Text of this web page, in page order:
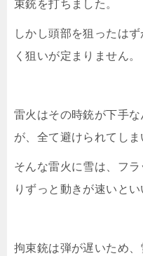
束銃を打ちました。
しかし頭部を狙ったは
く狙いが定まりません。
雷火はその時銃が下手
が、全て避けられてしま
そんな雷火に雪は、フ
りずっと動きが速いとい
拘束銃は弾が遅いため